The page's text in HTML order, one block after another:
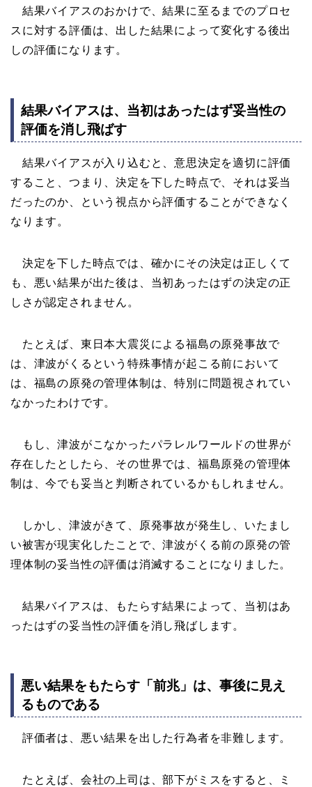
結果バイアスのおかけで、結果に至るまでのプロセ
スに対する評価は、出した結果によって変化する後出
しの評価になります。
結果バイアスは、当初はあったはず妥当性の
評価を消し飛ばす
結果バイアスが入り込むと、意思決定を適切に評価
すること、つまり、決定を下した時点で、それは妥当
だったのか、という視点から評価することができなく
なります。
決定を下した時点では、確かにその決定は正しくて
も、悪い結果が出た後は、当初あったはずの決定の正
しさが認定されません。
たとえば、東日本大震災による福島の原発事故で
は、津波がくるという特殊事情が起こる前において
は、福島の原発の管理体制は、特別に問題視されてい
なかったわけです。
もし、津波がこなかったパラレルワールドの世界が
存在したとしたら、その世界では、福島原発の管理体
制は、今でも妥当と判断されているかもしれません。
しかし、津波がきて、原発事故が発生し、いたまし
い被害が現実化したことで、津波がくる前の原発の管
理体制の妥当性の評価は消滅することになりました。
結果バイアスは、もたらす結果によって、当初はあ
ったはずの妥当性の評価を消し飛ばします。
悪い結果をもたらす「前兆」は、事後に見え
るものである
評価者は、悪い結果を出した行為者を非難します。
たとえば、会社の上司は、部下がミスをすると、ミ